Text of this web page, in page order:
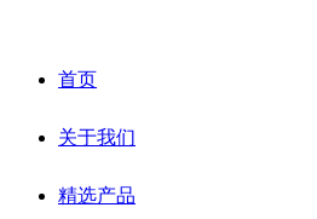
首页
关于我们
精选产品